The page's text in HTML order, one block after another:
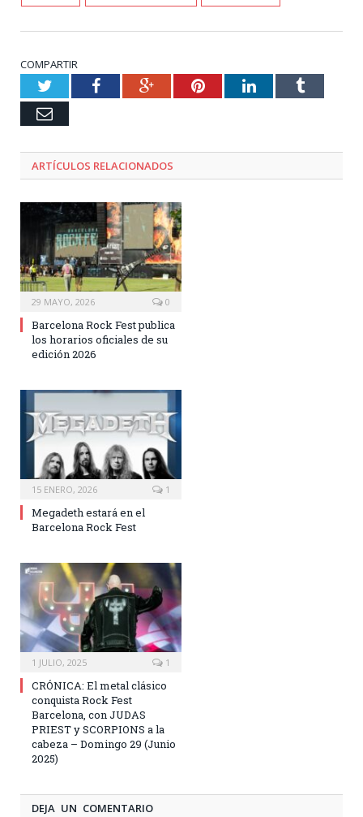
COMPARTIR
TwitterFacebookGoogle+PinterestLinkedInTumblr
Email
ARTÍCULOS RELACIONADOS
29 MAYO, 2026 0
Barcelona Rock Fest publica
los horarios oficiales de su
edición 2026
15 ENERO, 2026 1
Megadeth estará en el
Barcelona Rock Fest
1 JULIO, 2025 1
CRÓNICA: El metal clásico
conquista Rock Fest
Barcelona, con JUDAS
PRIEST y SCORPIONS a la
cabeza – Domingo 29 (Junio
2025)
DEJA UN COMENTARIO